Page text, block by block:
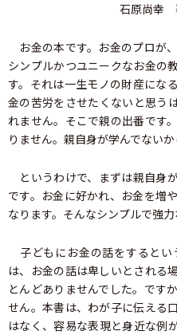
石原尚幸
お金の本です。お金のプロが
シンプルかつユニークなお金の
す。それは一生モノの財産にな
金の苦労をさせたくないと思う
れません。そこで親の出番です
りません。親自身が学んでないか
というわけで、まずは親自身
です。お金に好かれ、お金を増
なります。そんなシンプルで強
子どもにお金の話をするとい
は、お金の話は卑しいとされる
とんどありませんでした。です
せん。本書は、わが子に伝える
はなく、容易な表現と身近な例